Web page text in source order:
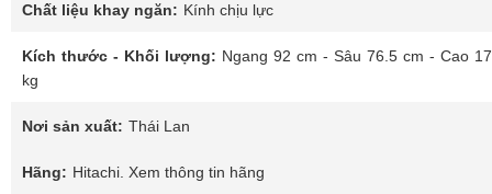
Chất liệu khay ngăn: Kính chịu lực
Kích thước - Khối lượng: Ngang 92 cm - Sâu 76.5 cm - Cao
kg
Nơi sản xuất: Thái Lan
Hãng: Hitachi. Xem thông tin hãng